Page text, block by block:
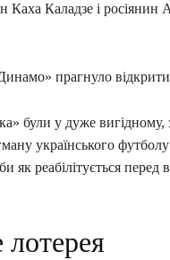
Каладзе і росіянин
прагнуло
були у дуже вигідному,
українського
як реабілітується
лотерея